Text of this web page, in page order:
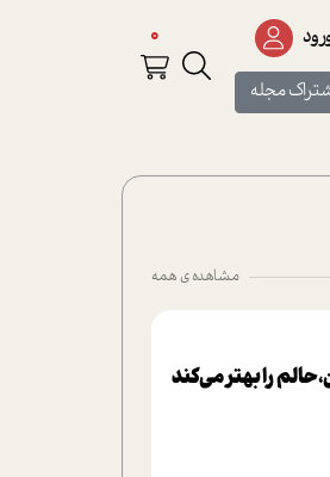
مجله
0
مشاهده ی همه
حالم را بهتر می‌کند